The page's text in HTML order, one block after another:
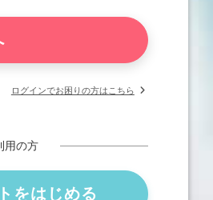
ログインでお困りの方はこちら
用の方
をはじめる